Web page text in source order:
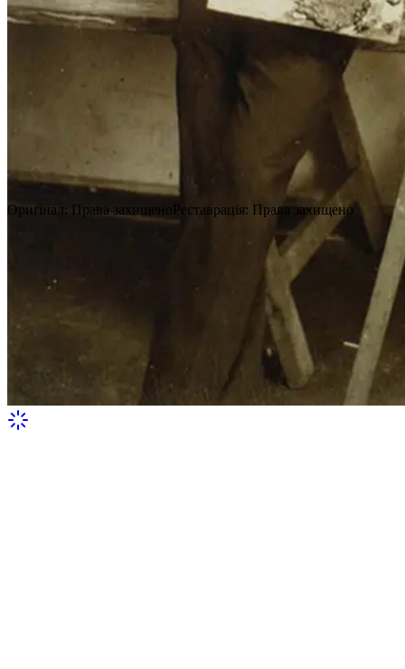
Василь Єрмилов
Ориґінал : Права захищено Реставрація: Права захищено